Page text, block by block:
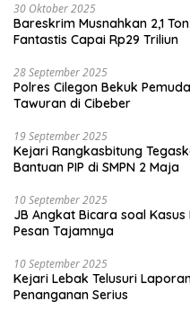
30 Oktober 2025
Bareskrim Musnahkan 2,1
Fantastis Capai Rp29 Triliun
28 September 2025
Polres Cilegon Bekuk
Tawuran di Cibeber
19 September 2025
Kejari Rangkasbitung
Bantuan PIP di SMPN 2 Maja
10 September 2025
JB Angkat Bicara soal Kasus
Pesan Tajamnya
10 September 2025
Kejari Lebak Telusuri
Penanganan Serius